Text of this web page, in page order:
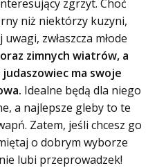
zgrzyt. Choć
niż niektórzy kuzyni,
zwłaszcza młode
zimnych wiatrów, a
ma swoje
Idealne będą dla niego
a najlepsze gleby to te
Zatem, jeśli chcesz go
o dobrym wyborze
lubi przeprowadzek!